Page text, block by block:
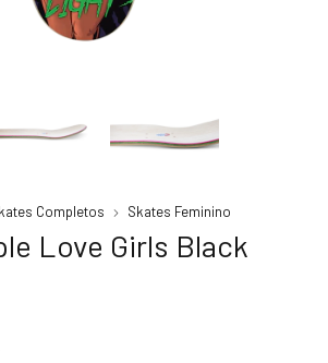
Completos Skates Feminino
Love Girls Black